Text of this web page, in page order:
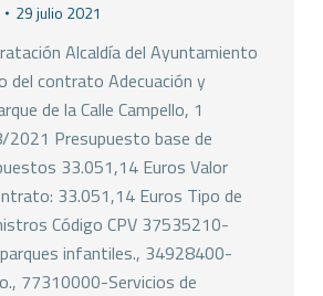
29 julio 2021
Alcaldía del Ayuntamiento
del contrato Adecuación y
de la Calle Campello, 1
2021 Presupuesto base de
33.051,14 Euros Valor
33.051,14 Euros Tipo de
Código CPV 37535210-
infantiles., 34928400-
77310000-Servicios de